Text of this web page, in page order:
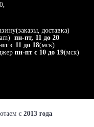
доставка)
пн-пт, 11 до 20
с 11 до 18(мск)
пн-пт с 10 до 19(мск)
с 2013 года